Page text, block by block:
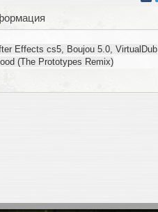
Effects cs5, Boujou 5.0, VirtualDub
(The Prototypes Remix)